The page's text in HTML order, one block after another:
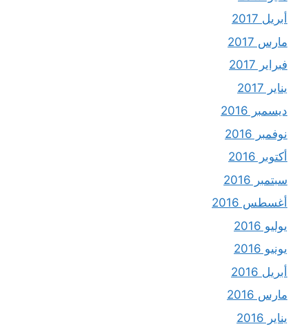
أبريل 2017
مارس 2017
فبراير 2017
يناير 2017
ديسمبر 2016
نوفمبر 2016
أكتوبر 2016
سبتمبر 2016
أغسطس 2016
يوليو 2016
يونيو 2016
أبريل 2016
مارس 2016
يناير 2016